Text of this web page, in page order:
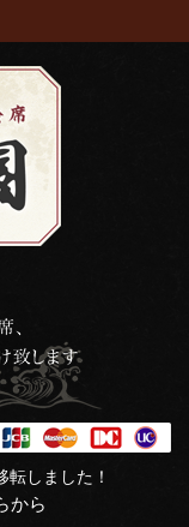
転しました！
から